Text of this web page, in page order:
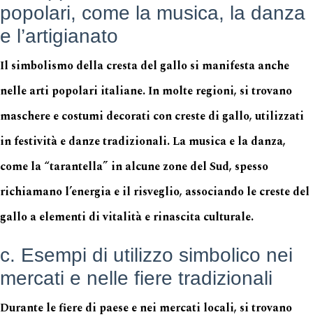
popolari, come la musica, la danza
e l’artigianato
Il simbolismo della cresta del gallo si manifesta anche
nelle arti popolari italiane. In molte regioni, si trovano
maschere e costumi decorati con creste di gallo, utilizzati
in festività e danze tradizionali. La musica e la danza,
come la “tarantella” in alcune zone del Sud, spesso
richiamano l’energia e il risveglio, associando le creste del
gallo a elementi di vitalità e rinascita culturale.
c. Esempi di utilizzo simbolico nei
mercati e nelle fiere tradizionali
Durante le fiere di paese e nei mercati locali, si trovano